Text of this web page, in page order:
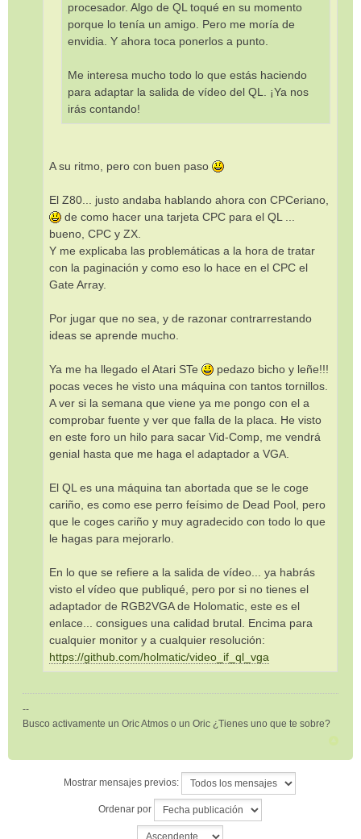
procesador. Algo de QL toqué en su momento
porque lo tenía un amigo. Pero me moría de
envidia. Y ahora toca ponerlos a punto.
Me interesa mucho todo lo que estás haciendo
para adaptar la salida de vídeo del QL. ¡Ya nos
irás contando!
A su ritmo, pero con buen paso
El Z80... justo andaba hablando ahora con CPCeriano,
de como hacer una tarjeta CPC para el QL ...
bueno, CPC y ZX.
Y me explicaba las problemáticas a la hora de tratar
con la paginación y como eso lo hace en el CPC el
Gate Array.
Por jugar que no sea, y de razonar contrarrestando
ideas se aprende mucho.
Ya me ha llegado el Atari STe
pedazo bicho y leñe!!!
pocas veces he visto una máquina con tantos tornillos.
A ver si la semana que viene ya me pongo con el a
comprobar fuente y ver que falla de la placa. He visto
en este foro un hilo para sacar Vid-Comp, me vendrá
genial hasta que me haga el adaptador a VGA.
El QL es una máquina tan abortada que se le coge
cariño, es como ese perro feísimo de Dead Pool, pero
que le coges cariño y muy agradecido con todo lo que
le hagas para mejorarlo.
En lo que se refiere a la salida de vídeo... ya habrás
visto el vídeo que publiqué, pero por si no tienes el
adaptador de RGB2VGA de Holomatic, este es el
enlace... consigues una calidad brutal. Encima para
cualquier monitor y a cualquier resolución:
https://github.com/holmatic/video_if_ql_vga
--
Busco activamente un Oric Atmos o un Oric ¿Tienes uno que te sobre?
Mostrar mensajes previos:
Ordenar por